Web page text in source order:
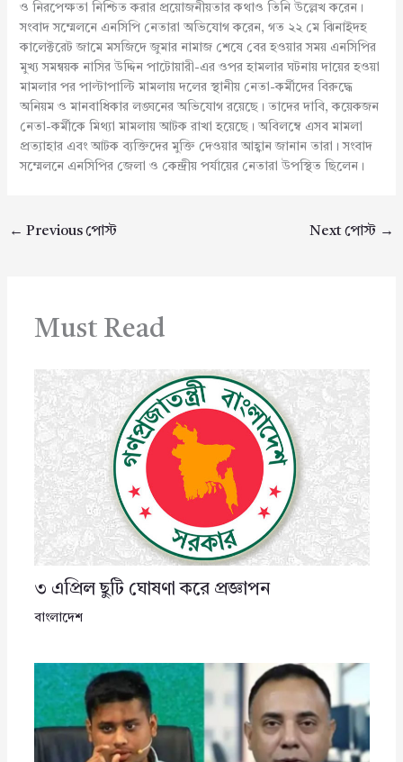
ও নিরপেক্ষতা নিশ্চিত করার প্রয়োজনীয়তার কথাও তিনি উল্লেখ করেন।
সংবাদ সম্মেলনে এনসিপি নেতারা অভিযোগ করেন, গত ২২ মে ঝিনাইদহ
কালেক্টরেট জামে মসজিদে জুমার নামাজ শেষে বের হওয়ার সময় এনসিপির
মুখ্য সমন্বয়ক নাসির উদ্দিন পাটোয়ারী-এর ওপর হামলার ঘটনায় দায়ের হওয়া
মামলার পর পাল্টাপাল্টি মামলায় দলের স্থানীয় নেতা-কর্মীদের বিরুদ্ধে
অনিয়ম ও মানবাধিকার লঙ্ঘনের অভিযোগ রয়েছে। তাদের দাবি, কয়েকজন
নেতা-কর্মীকে মিথ্যা মামলায় আটক রাখা হয়েছে। অবিলম্বে এসব মামলা
প্রত্যাহার এবং আটক ব্যক্তিদের মুক্তি দেওয়ার আহ্বান জানান তারা। সংবাদ
সম্মেলনে এনসিপির জেলা ও কেন্দ্রীয় পর্যায়ের নেতারা উপস্থিত ছিলেন।
← Previous পোস্ট Next পোস্ট →
Must Read
৩ এপ্রিল ছুটি ঘোষণা করে প্রজ্ঞাপন
বাংলাদেশ